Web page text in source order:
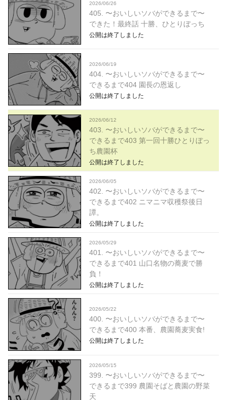
2026/06/26
405. 〜おいしいソバができるまで〜
できた！最終話 十勝、ひとりぼっち
公開は終了しました
2026/06/19
404. 〜おいしいソバができるまで〜
できるまで404 園長の恩返し
公開は終了しました
2026/06/12
403. 〜おいしいソバができるまで〜
できるまで403 第一回十勝ひとりぼっ
ち農園杯
公開は終了しました
2026/06/05
402. 〜おいしいソバができるまで〜
できるまで402 ニマニマ収穫祭後日
譚。
公開は終了しました
2026/05/29
401. 〜おいしいソバができるまで〜
できるまで401 山口名物の蕎麦で勝
負！
公開は終了しました
2026/05/22
400. 〜おいしいソバができるまで〜
できるまで400 本番、農園蕎麦実食!
公開は終了しました
2026/05/15
399. 〜おいしいソバができるまで〜
できるまで399 農園そばと農園の野菜
天